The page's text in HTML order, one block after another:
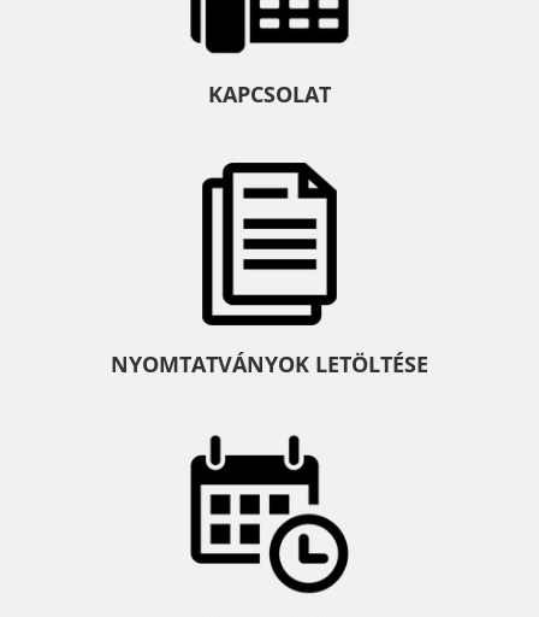
KAPCSOLAT
NYOMTATVÁNYOK LETÖLTÉSE